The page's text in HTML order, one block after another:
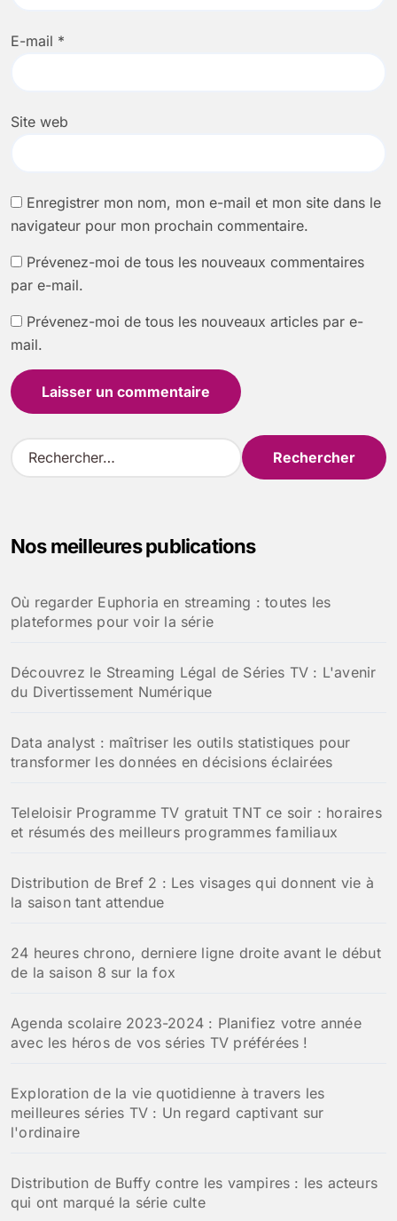
E-mail *
Site web
Enregistrer mon nom, mon e-mail et mon site dans le
navigateur pour mon prochain commentaire.
Prévenez-moi de tous les nouveaux commentaires
par e-mail.
Prévenez-moi de tous les nouveaux articles par e-
mail.
R
e
r
e
r
Nos meilleures publications
Où regarder Euphoria en streaming : toutes les
plateformes pour voir la série
Découvrez le Streaming Légal de Séries TV : L'avenir
du Divertissement Numérique
Data analyst : maîtriser les outils statistiques pour
transformer les données en décisions éclairées
Teleloisir Programme TV gratuit TNT ce soir : horaires
et résumés des meilleurs programmes familiaux
Distribution de Bref 2 : Les visages qui donnent vie à
la saison tant attendue
24 heures chrono, derniere ligne droite avant le début
de la saison 8 sur la fox
Agenda scolaire 2023-2024 : Planifiez votre année
avec les héros de vos séries TV préférées !
Exploration de la vie quotidienne à travers les
meilleures séries TV : Un regard captivant sur
l'ordinaire
Distribution de Buffy contre les vampires : les acteurs
qui ont marqué la série culte